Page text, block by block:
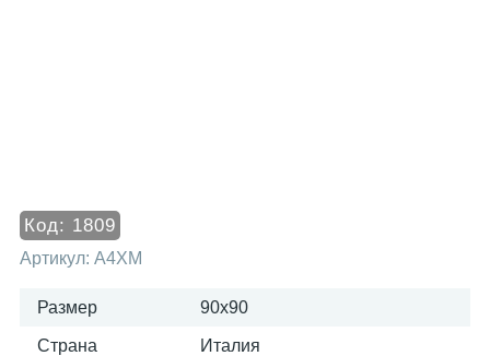
Код: 1809
Артикул: A4XM
Размер 90x90
Страна Италия